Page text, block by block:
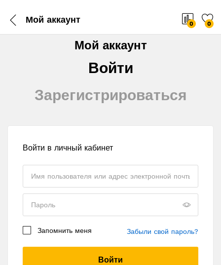
Мой аккаунт 0 0
Мой аккаунт
Войти
Зарегистрироваться
Войти в личный кабинет
Запомнить меня Забыли свой пароль?
Войти
Я даю согласие на обработку моих